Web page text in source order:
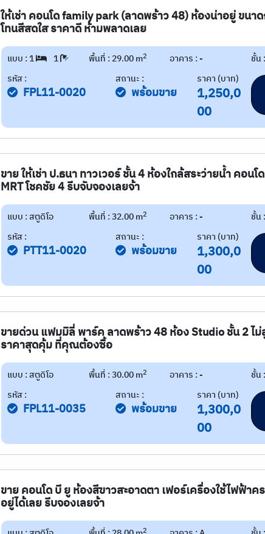
ให้เช่า คอนโด family park (ลาดพร้าว 48) ห้องน่าอยู่ ขนา
โทนสีสดใส ราคาดี ห้ามพลาดเลย
แบบ : 1 1 พื้นที่ : 29.00 m2 อาคาร : -
ชั้น
รหัส :
FPL11-0020
สถานะ :
พร้อมขาย
ราคา (บาท)
1,250,0
00
ขาย ให้เช่า ป.ธนา ทาวเวอร์ ชั้น 4 ห้องใกล้สระว่ายน้ำ คอนโ
MRT โชคชัย 4 รีบจับจองเลยจ้า
แบบ : สตูดิโอ พื้นที่ : 32.00 m2 อาคาร : -
ชั้น
รหัส :
PTT11-0020
สถานะ :
พร้อมขาย
ราคา (บาท)
1,300,0
00
ขายด่วน แฟมมิลี่ พาร์ค ลาดพร้าว 48 ห้อง Studio ชั้น 2 ไ
ราคาสุดคุ้ม ที่คุณต้องซื้อ
แบบ : สตูดิโอ พื้นที่ : 30.00 m2 อาคาร : -
ชั้น
รหัส :
FPL11-0035
สถานะ :
พร้อมขาย
ราคา (บาท)
1,300,0
00
ขาย คอนโด บี ยู ห้องสีขาวสะอาดตา เฟอร์เครื่องใช้ไฟฟ้า
อยู่ได้เลย รีบจองเลยจ้า
2